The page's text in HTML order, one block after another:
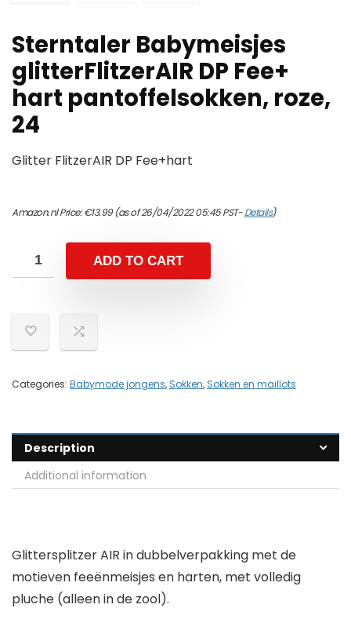
Sterntaler Babymeisjes
glitterFlitzerAIR DP Fee+
hart pantoffelsokken, roze,
24
Glitter FlitzerAIR DP Fee+hart
Amazon.nl Price:€13.99(as of 26/04/2022 05:45 PST-Details)
ADD TO CART
Categories: Babymode jongens, Sokken, Sokken en maillots
Description
Additional information
Glittersplitzer AIR in dubbelverpakking met de
motieven feeënmeisjes en harten, met volledig
pluche (alleen in de zool).